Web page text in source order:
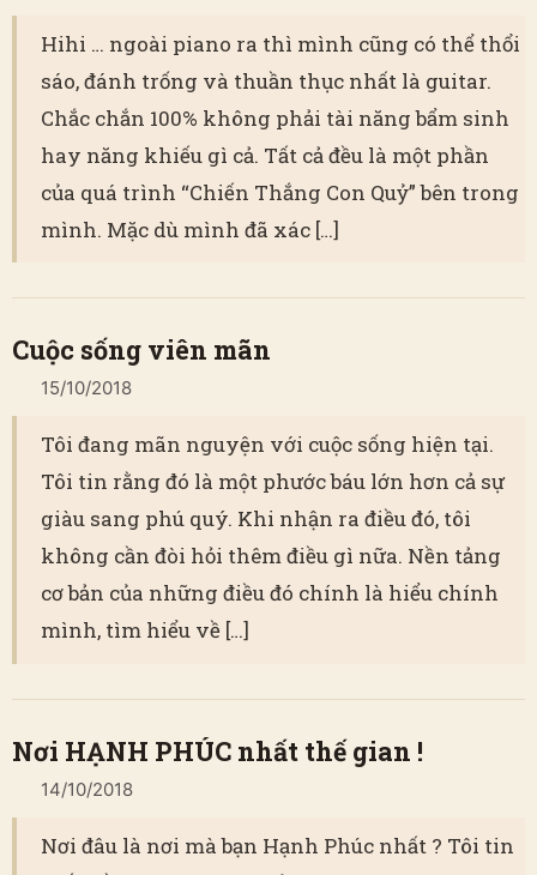
Hihi … ngoài piano ra thì mình cũng có thể thổi
sáo, đánh trống và thuần thục nhất là guitar.
Chắc chắn 100% không phải tài năng bẩm sinh
hay năng khiếu gì cả. Tất cả đều là một phần
của quá trình “Chiến Thắng Con Quỷ” bên trong
mình. Mặc dù mình đã xác […]
Cuộc sống viên mãn
15/10/2018
Tôi đang mãn nguyện với cuộc sống hiện tại.
Tôi tin rằng đó là một phước báu lớn hơn cả sự
giàu sang phú quý. Khi nhận ra điều đó, tôi
không cần đòi hỏi thêm điều gì nữa. Nền tảng
cơ bản của những điều đó chính là hiểu chính
mình, tìm hiểu về […]
Nơi HẠNH PHÚC nhất thế gian !
14/10/2018
Nơi đâu là nơi mà bạn Hạnh Phúc nhất ? Tôi tin